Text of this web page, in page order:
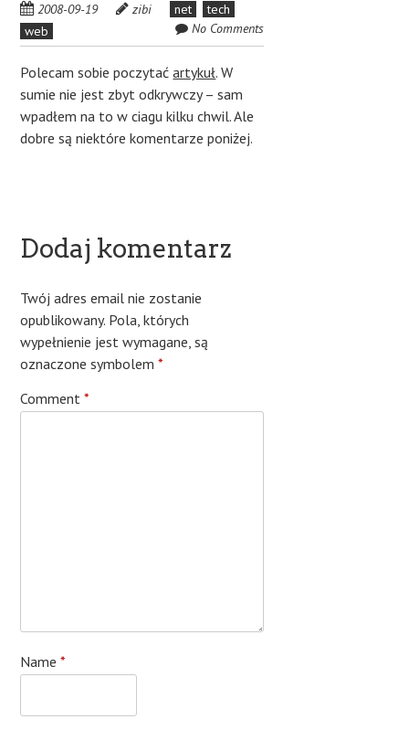
2008-09-19 zibi net
tech
web
No Comments
Polecam sobie poczytaćartykuł. W
sumie nie jest zbyt odkrywczy – sam
wpadłem na to w ciagu kilku chwil. Ale
dobre są niektóre komentarze poniżej.
Dodaj komentarz
Twój adres email nie zostanie
opublikowany. Pola, których
wypełnienie jest wymagane, są
oznaczone symbolem*
Comment*
Name*